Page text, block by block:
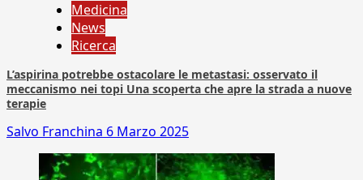
Medicina
News
Ricerca
L’aspirina potrebbe ostacolare le metastasi: osservato il
meccanismo nei topi Una scoperta che apre la strada a nuove
terapie
Salvo Franchina 6 Marzo 2025